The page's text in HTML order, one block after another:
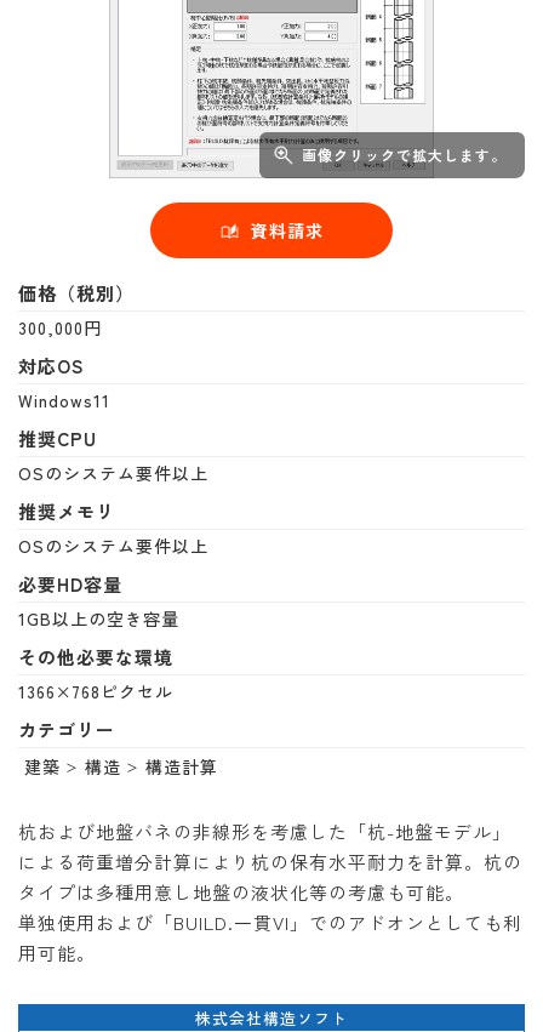
画像クリックで拡大します。
資料請求
価格（税別）
300,000円
対応OS
Windows11
推奨CPU
OSのシステム要件以上
推奨メモリ
OSのシステム要件以上
必要HD容量
1GB以上の空き容量
その他必要な環境
1366×768ピクセル
カテゴリー
建築 構造 構造計算
杭および地盤バネの非線形を考慮した「杭-地盤モデル」
による荷重増分計算により杭の保有水平耐力を計算。杭の
タイプは多種用意し地盤の液状化等の考慮も可能。
単独使用および「BUILD.一貫VI」でのアドオンとしても利
用可能。
株式会社構造ソフト